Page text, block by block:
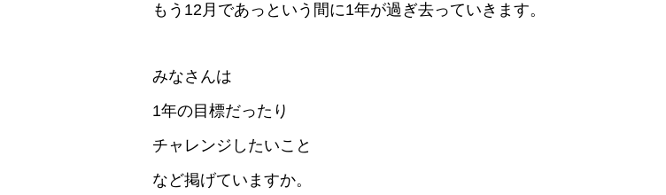
もう12月であっという間に1年が過ぎ去っていきます。
みなさんは
1年の目標だったり
チャレンジしたいこと
など掲げていますか。